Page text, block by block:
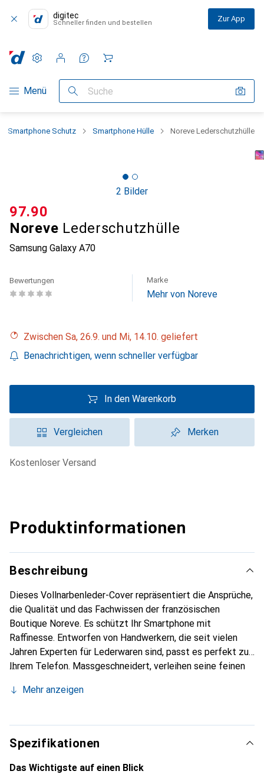
digitec
Schneller finden und bestellen Zur App
Navigation nach Kategorien
Menü Suche
Einstellungen
Kundenkonto
Vergleichslisten
Merklisten
Warenkorb
Smartphone Schutz Smartphone Hülle Noreve Lederschutzhülle
2 Bilder
Noreve Lederschutzhülle
Samsung Galaxy A70
CHF
97.90
Bewertungen Marke
Mehr von Noreve
Zwischen Sa, 26.9. und Mi, 14.10. geliefert
Benachrichtigen, wenn schneller verfügbar
In den Warenkorb
Vergleichen Merken
kostenloser Versand
Produktinformationen
Beschreibung
Dieses Vollnarbenleder-Cover repräsentiert die Ansprüche,
die Qualität und das Fachwissen der französischen
Boutique Noreve. Es schützt Ihr Smartphone mit
Raffinesse. Entworfen von Handwerkern, die seit vielen
Jahren Experten für Lederwaren sind, passt es perfekt zu
Ihrem Telefon. Massgeschneidert, verleihen seine feinen
und unverzichtbaren Accessoire Ihres Smartphones.
die Marke Noreve eine sichere Wahl für eine
anspruchsvolle Kundschaft.
Mehr anzeigen
Spezifikationen
Das Wichtigste auf einen Blick